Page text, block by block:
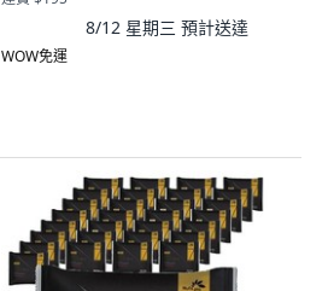
8/12 星期三 預計送達
WOW免運